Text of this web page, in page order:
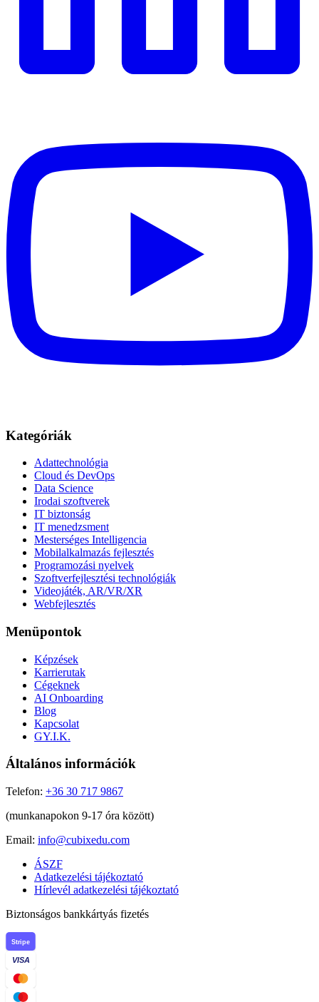
Kategóriák
Adattechnológia
Cloud és DevOps
Data Science
Irodai szoftverek
IT biztonság
IT menedzsment
Mesterséges Intelligencia
Mobilalkalmazás fejlesztés
Programozási nyelvek
Szoftverfejlesztési technológiák
Videojáték, AR/VR/XR
Webfejlesztés
Menüpontok
Képzések
Karrierutak
Cégeknek
AI Onboarding
Blog
Kapcsolat
GY.I.K.
Általános információk
Telefon: +36 30 717 9867
(munkanapokon 9-17 óra között)
Email: info@cubixedu.com
ÁSZF
Adatkezelési tájékoztató
Hírlevél adatkezelési tájékoztató
Biztonságos bankkártyás fizetés
Stripe
VISA